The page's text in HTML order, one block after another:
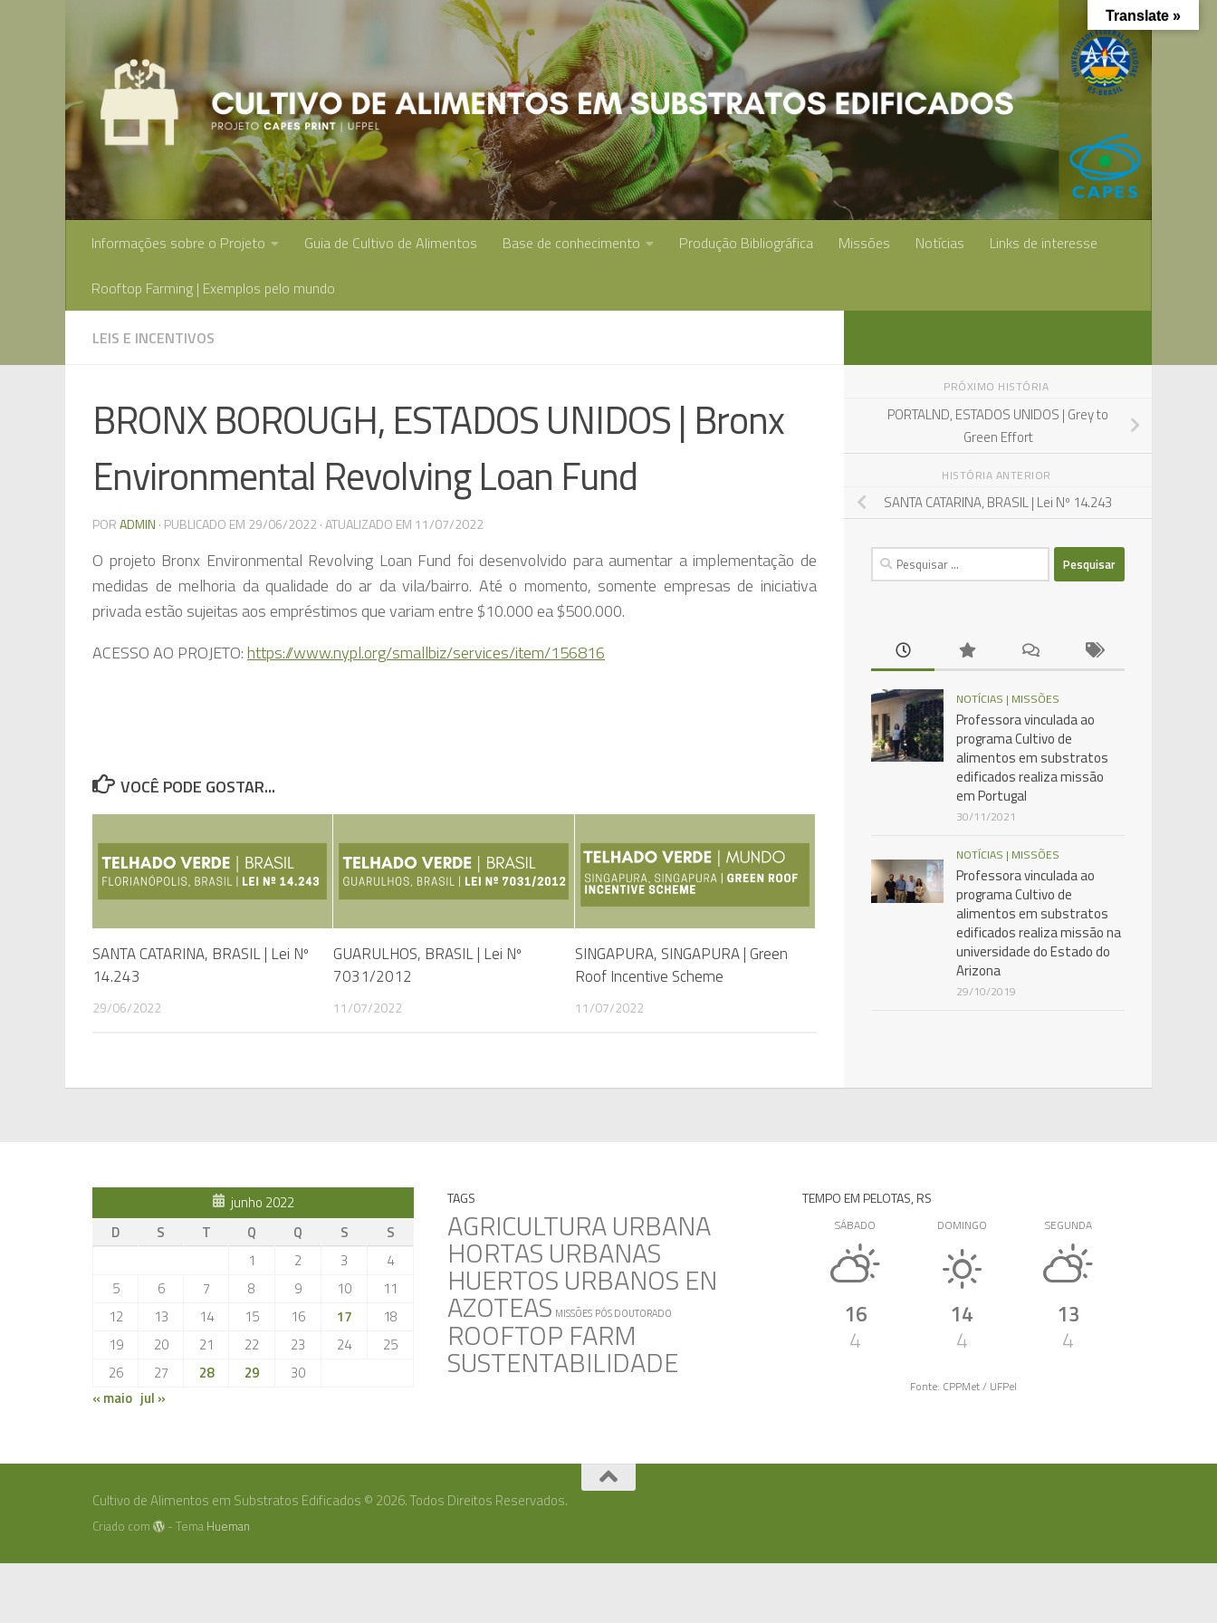
Skip to content
Informações sobre o Projeto Guia de Cultivo de Alimentos Base de conhecimento Produção Bibliográfica Missões Notícias Links de interesse
Rooftop Farming | Exemplos pelo mundo
LEIS E INCENTIVOS
BRONX BOROUGH, ESTADOS UNIDOS | Bronx
Environmental Revolving Loan Fund
PORADMIN · PUBLICADO EM 29/06/2022 · ATUALIZADO EM 11/07/2022
O projeto Bronx Environmental Revolving Loan Fund foi desenvolvido para aumentar a implementação de
medidas de melhoria da qualidade do ar da vila/bairro. Até o momento, somente empresas de iniciativa
privada estão sujeitas aos empréstimos que variam entre $10.000 ea $500.000.
ACESSO AO PROJETO:https://www.nypl.org/smallbiz/services/item/156816
VOCÊ PODE GOSTAR...
SANTA CATARINA, BRASIL | Lei Nº
14.243
29/06/2022
GUARULHOS, BRASIL | Lei Nº
7031/2012
11/07/2022
SINGAPURA, SINGAPURA | Green
Roof Incentive Scheme
11/07/2022
PRÓXIMO HISTÓRIA
PORTALND, ESTADOS UNIDOS | Grey to
Green Effort
HISTÓRIA ANTERIOR
SANTA CATARINA, BRASIL | Lei Nº 14.243
Pesquisar
por:
NOTÍCIAS | MISSÕES
Professora vinculada ao
programa Cultivo de
alimentos em substratos
edificados realiza missão
em Portugal
30/11/2021
NOTÍCIAS | MISSÕES
Professora vinculada ao
programa Cultivo de
alimentos em substratos
edificados realiza missão na
universidade do Estado do
Arizona
29/10/2019
junho 2022
D
S T Q Q S
S
1
2 3
4
5
6 7 8 9 10
11
12
13 14 15 16 17
18
19
20 21 22 23 24
25
26
27 28 29
30
« maio jul »
TAGS
AGRICULTURA URBANA
HORTAS URBANAS
HUERTOS URBANOS EN
AZOTEAS MISSÕES PÓS DOUTORADO
ROOFTOP FARM
SUSTENTABILIDADE
TEMPO EM PELOTAS, RS
SÁBADO
16
4
DOMINGO
14
4
SEGUNDA
13
4
Fonte: CPPMet / UFPel
Cultivo de Alimentos em Substratos Edificados © 2026. Todos Direitos Reservados.
Criado com - Tema Hueman
Translate »